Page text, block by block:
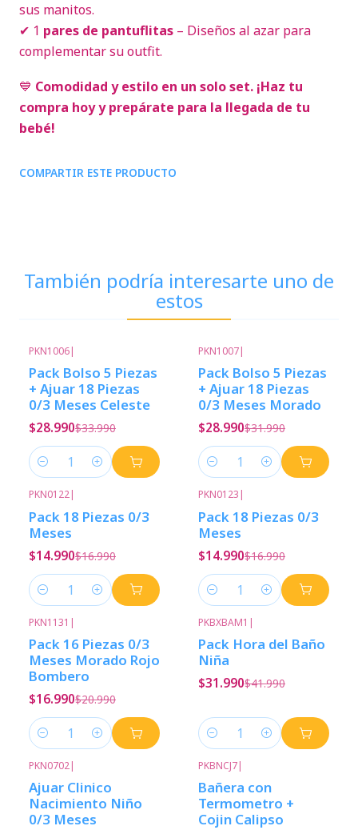
sus manitos.
✔ 1 pares de pantuflitas – Diseños al azar para
complementar su outfit.
💙 Comodidad y estilo en un solo set. ¡Haz tu
compra hoy y prepárate para la llegada de tu
bebé!
COMPARTIR ESTE PRODUCTO
También podría interesarte uno de
estos
PKN1006|
Pack Bolso 5 Piezas
+ Ajuar 18 Piezas
0/3 Meses Celeste
$28.990$33.990
Cantidad
PKN1007|
Pack Bolso 5 Piezas
+ Ajuar 18 Piezas
0/3 Meses Morado
$28.990$31.990
Cantidad
PKN0122|
Pack 18 Piezas 0/3
Meses
$14.990$16.990
Cantidad
PKN0123 |
Pack 18 Piezas 0/3
Meses
$14.990$16.990
Cantidad
PKN1131 |
Pack 16 Piezas 0/3
Meses Morado Rojo
Bombero
$16.990$20.990
Cantidad
PKBXBAM1 |
Pack Hora del Baño
Niña
$31.990$41.990
Cantidad
PKN0702|
Ajuar Clinico
Nacimiento Niño
0/3 Meses
PKBNCJ7|
Bañera con
Termometro +
Cojin Calipso